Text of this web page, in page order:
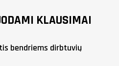
KLAUSIMAI
bendriems dirbtuvių